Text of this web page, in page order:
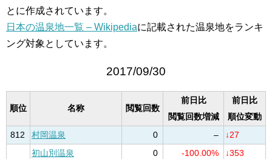
とに作成されています。
日本の温泉地一覧 – Wikipediaに記載された温泉地をランキ
ング対象としています。
2017/09/30
順位 名称 閲覧回数
前日比
閲覧回数増減
前日比
順位変動
812
村岡温泉 0 –
↓27
初山別温泉
0 -100.00%
↓353